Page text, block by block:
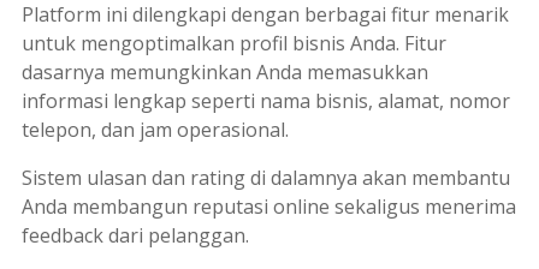
Platform ini dilengkapi dengan berbagai fitur menarik
untuk mengoptimalkan profil bisnis Anda. Fitur
dasarnya memungkinkan Anda memasukkan
informasi lengkap seperti nama bisnis, alamat, nomor
telepon, dan jam operasional.
Sistem ulasan dan ratingdi dalamnya akan membantu
Anda membangun reputasi online sekaligus menerima
feedbackdari pelanggan.